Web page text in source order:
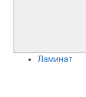
Ламинат